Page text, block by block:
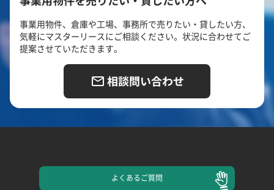
事業用物件、倉庫や工場、事務所で売りたい・貸したい方、
気軽にマスターリースにご相談ください。状況に合わせてご
提案させていただきます。
相談問い合わせ
よくあるご質問